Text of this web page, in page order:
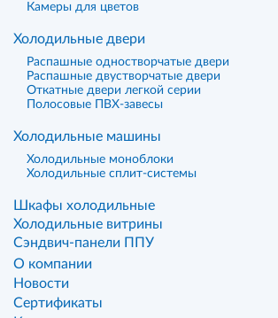
Камеры для цветов
Холодильные двери
Распашные одностворчатые двери
Распашные двустворчатые двери
Откатные двери легкой серии
Полосовые ПВХ-завесы
Холодильные машины
Холодильные моноблоки
Холодильные сплит-системы
Шкафы холодильные
Холодильные витрины
Сэндвич-панели ППУ
О компании
Новости
Сертификаты